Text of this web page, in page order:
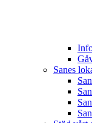
Sanes